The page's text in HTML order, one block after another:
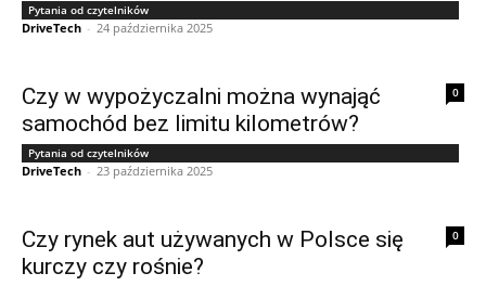
Pytania od czytelników
DriveTech - 24 października 2025
0
Czy w wypożyczalni można wynająć
samochód bez limitu kilometrów?
Pytania od czytelników
DriveTech - 23 października 2025
0
Czy rynek aut używanych w Polsce się
kurczy czy rośnie?